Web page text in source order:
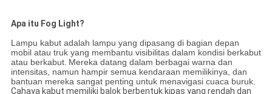
Apa itu Fog Light?
Lampu kabut adalah lampu yang dipasang di bagian depan
mobil atau truk yang membantu visibilitas dalam kondisi berkabut
atau berkabut. Mereka datang dalam berbagai warna dan
intensitas, namun hampir semua kendaraan memilikinya, dan
bantuan mereka sangat penting untuk menavigasi cuaca buruk.
Cahaya kabut memiliki balok berbentuk kipas yang rendah dan